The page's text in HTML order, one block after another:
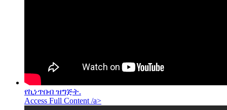
የኪነጥበብ ዝግጅት.
Access Full Content /a>